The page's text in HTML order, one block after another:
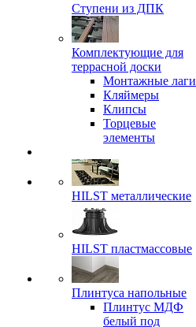
Ступени из ДПК
Комплектующие для
террасной доски
Монтажные лаги
Кляймеры
Клипсы
Торцевые
элементы
HILST металлические
HILST пластмассовые
Плинтуса напольные
Плинтус МДФ
белый под